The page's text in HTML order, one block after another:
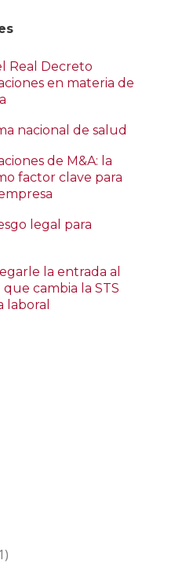
Real Decreto
en materia de
nacional de salud
de M&A: la
factor clave para
legal para
la entrada al
cambia la STS
laboral